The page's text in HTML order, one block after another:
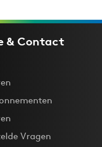
& Contact
Vragen